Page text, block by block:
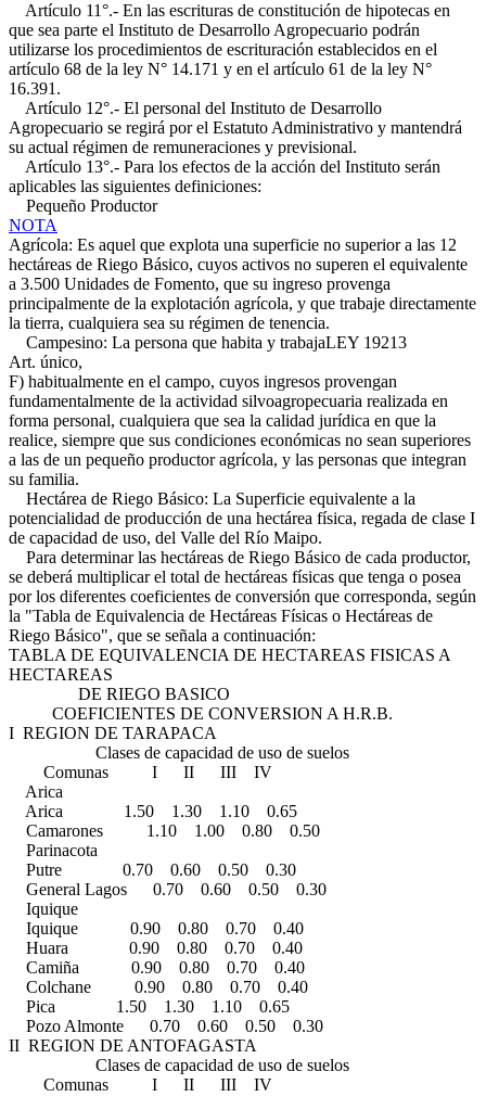
Artículo 11°.- En las escrituras de constitución de hipotecas en
que sea parte el Instituto de Desarrollo Agropecuario podrán
utilizarse los procedimientos de escrituración establecidos en el
artículo 68 de la ley N° 14.171 y en el artículo 61 de la ley N°
16.391.
Artículo 12°.- El personal del Instituto de Desarrollo
Agropecuario se regirá por el Estatuto Administrativo y mantendrá
su actual régimen de remuneraciones y previsional.
Artículo 13°.- Para los efectos de la acción del Instituto serán
aplicables las siguientes definiciones:
Pequeño Productor
NOTA
Agrícola: Es aquel que explota una superficie no superior a las 12
hectáreas de Riego Básico, cuyos activos no superen el equivalente
a 3.500 Unidades de Fomento, que su ingreso provenga
principalmente de la explotación agrícola, y que trabaje directamente
la tierra, cualquiera sea su régimen de tenencia.
Campesino: La persona que habita y trabajaLEY 19213
Art. único,
F) habitualmente en el campo, cuyos ingresos provengan
fundamentalmente de la actividad silvoagropecuaria realizada en
forma personal, cualquiera que sea la calidad jurídica en que la
realice, siempre que sus condiciones económicas no sean superiores
a las de un pequeño productor agrícola, y las personas que integran
su familia.
Hectárea de Riego Básico: La Superficie equivalente a la
potencialidad de producción de una hectárea física, regada de clase I
de capacidad de uso, del Valle del Río Maipo.
Para determinar las hectáreas de Riego Básico de cada productor,
se deberá multiplicar el total de hectáreas físicas que tenga o posea
por los diferentes coeficientes de conversión que corresponda, según
la "Tabla de Equivalencia de Hectáreas Físicas o Hectáreas de
Riego Básico", que se señala a continuación:
TABLA DE EQUIVALENCIA DE HECTAREAS FISICAS A
HECTAREAS
DE RIEGO BASICO
COEFICIENTES DE CONVERSION A H.R.B.
I REGION DE TARAPACA
Clases de capacidad de uso de suelos
Comunas I II III IV
Arica
Arica 1.50 1.30 1.10 0.65
Camarones 1.10 1.00 0.80 0.50
Parinacota
Putre 0.70 0.60 0.50 0.30
General Lagos 0.70 0.60 0.50 0.30
Iquique
Iquique 0.90 0.80 0.70 0.40
Huara 0.90 0.80 0.70 0.40
Camiña 0.90 0.80 0.70 0.40
Colchane 0.90 0.80 0.70 0.40
Pica 1.50 1.30 1.10 0.65
Pozo Almonte 0.70 0.60 0.50 0.30
II REGION DE ANTOFAGASTA
Clases de capacidad de uso de suelos
Comunas I II III IV